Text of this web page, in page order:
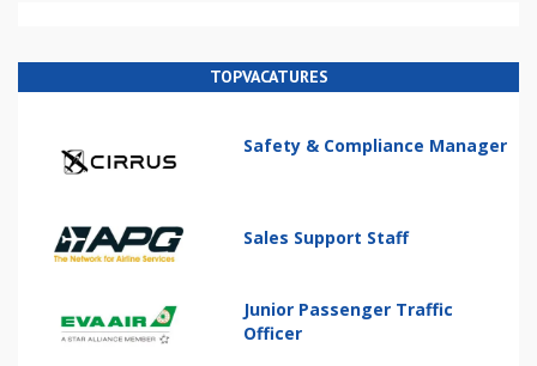
TOPVACATURES
Safety & Compliance Manager
Sales Support Staff
Junior Passenger Traffic
Officer